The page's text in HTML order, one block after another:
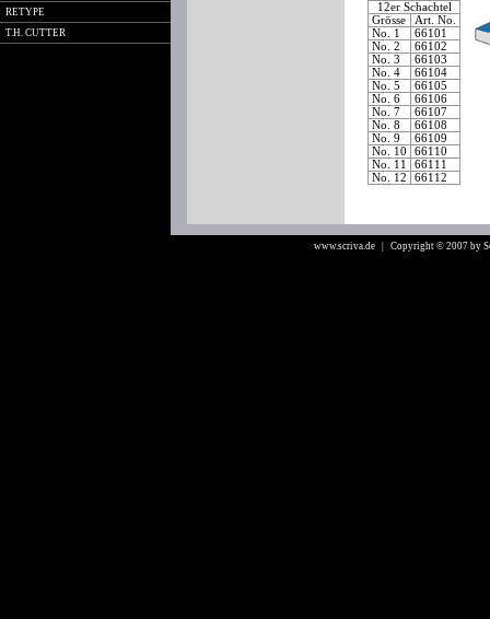
RETYPE
T.H. CUTTER
12er Schachtel
Grösse
Art. No.
No. 1
66101
No. 2
66102
No. 3
66103
No. 4
66104
No. 5
66105
No. 6
66106
No. 7
66107
No. 8
66108
No. 9
66109
No. 10
66110
No. 11
66111
No. 12
66112
www.scriva.de | Copyright © 2007 by